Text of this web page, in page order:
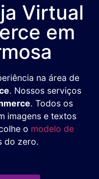
Virtual
em
na área de
. Nossos serviços
. Todos os
imagens e textos
o modelo de
do zero.